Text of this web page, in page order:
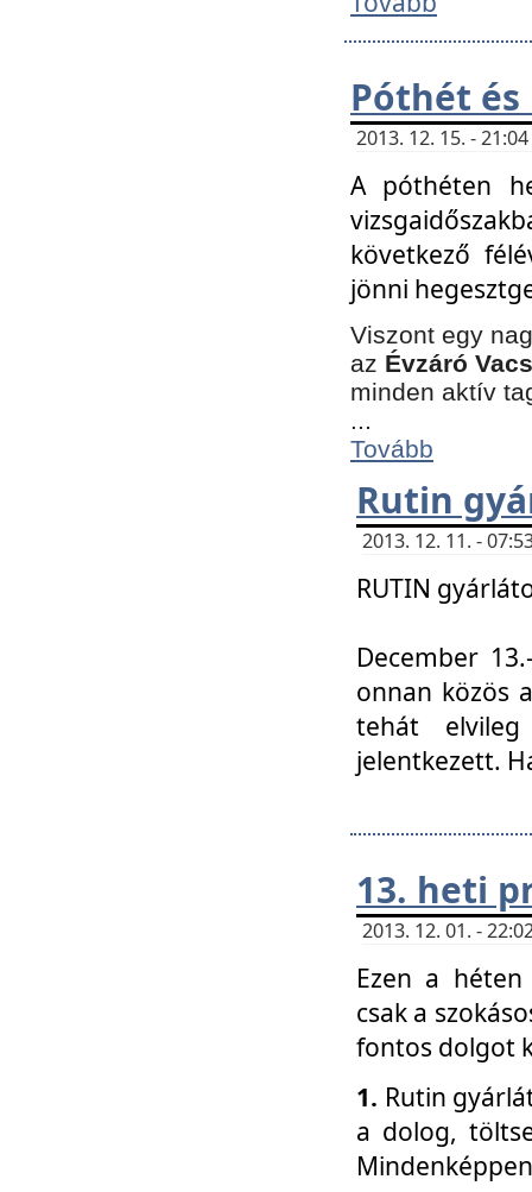
Póthét és
2013. 12. 15. -
A póthéten
következő
jönni
Viszont egy
az Évzáró
minden aktív
...
Tovább
Rutin
2013. 12. 11. -
RUTIN
December
onnan közös
tehát
jelentkezett.
13. heti
2013. 12. 01. -
Ezen a
csak a
fontos dolgot
1. Rutin
a dolog,